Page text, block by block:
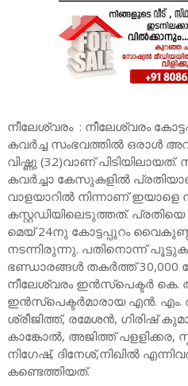
നീലേശ്വരം : നീലേശ്വരം
കവർച്ച സംഭവത്തിൽ ഒരാൾ
വിഷ്ണു (32)വാണ്
കവർച്ചാ കേസുകളിൽ
വാളയാറിൽ നിന്നാണ് ഇയാളെ
കസ്റ്റഡിയിലെടുത്തത്.
മെയ് 24നു കോട്ടപ്പുറം
നടന്നിരുന്നു. പതിനൊന്ന്
ഭണ്ഡാരങ്ങൾ തകർത്ത് 30,000
നീലേശ്വരം ഇൻസ്പെക്ടർ
ഇൻസ്പെക്ടർമാരായ എൻ.
ശ്രീജിത്ത്, രമേശൻ, ഗിരിഷ്
കാങ്കോൽ, അജിത്ത് പളളിക്കര,
നിഗേഷ്, ദിനേശ്,നിഖിൽ
കണ്ടെത്തിയത്.